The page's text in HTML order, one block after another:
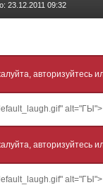
23.12.2011 09:32
авторизуйтесь
авторизуйтесь